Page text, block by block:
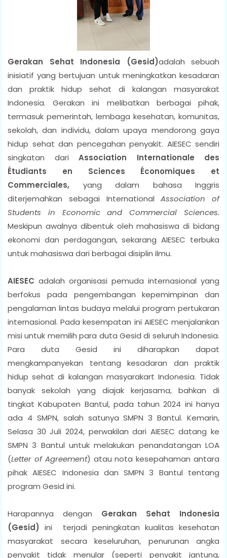
Gerakan Sehat Indonesia (Gesid)adalah sebuah
inisiatif yang bertujuan untuk meningkatkan kesadaran
dan praktik hidup sehat di kalangan masyarakat
Indonesia. Gerakan ini melibatkan berbagai pihak,
termasuk pemerintah, lembaga kesehatan, komunitas,
sekolah, dan individu, dalam upaya mendorong gaya
hidup sehat dan pencegahan penyakit. AIESEC sendiri
singkatan dari Association Internationale des
Étudiants en Sciences Économiques et
Commerciales, yang dalam bahasa Inggris
diterjemahkan sebagai InternationalAssociation of
Students in Economic and Commercial Sciences.
Meskipun awalnya dibentuk oleh mahasiswa di bidang
ekonomi dan perdagangan, sekarang AIESEC terbuka
untuk mahasiswa dari berbagai disiplin ilmu.
AIESEC adalah organisasi pemuda internasional yang
berfokus pada pengembangan kepemimpinan dan
pengalaman lintas budaya melalui program pertukaran
internasional. Pada kesempatan ini AIESEC menjalankan
misi untuk memilih para duta Gesid di seluruh Indonesia.
Para duta Gesid ini diharapkan dapat
mengkampanyekan tentang kesadaran dan praktik
hidup sehat di kalangan masyarakart Indonesia. Tidak
banyak sekolah yang diajak kerjasama, bahkan di
tingkat Kabupaten Bantul, pada tahun 2024 ini hanya
ada 4 SMPN, salah satunya SMPN 3 Bantul. Kemarin,
Selasa 30 Juli 2024, perwakilan dari AIESEC datang ke
SMPN 3 Bantul untuk melakukan penandatangan LOA
(Letter of Agreement) atau nota kesepahaman antara
pihak AIESEC Indonesia dan SMPN 3 Bantul tentang
program Gesid ini.
Harapannya dengan Gerakan Sehat Indonesia
(Gesid) ini terjadi peningkatan kualitas kesehatan
masyarakat secara keseluruhan, penurunan angka
penyakit tidak menular (seperti penyakit jantung,